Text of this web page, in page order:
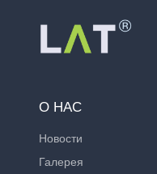
О НАС
Новости
Галерея